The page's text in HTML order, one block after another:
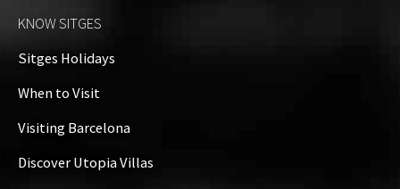
KNOW SITGES
Sitges Holidays
When to Visit
Visiting Barcelona
Discover Utopia Villas